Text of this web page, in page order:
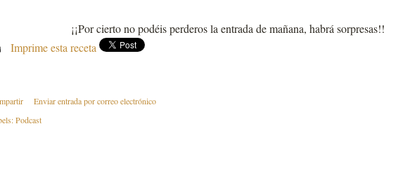
¡¡Por cierto no podéis perderos la entrada de mañana, habrá sorpresas!!
Imprime esta receta
Enviar entrada por correo electrónico
Podcast